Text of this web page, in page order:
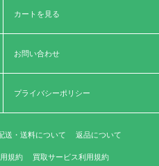
カートを見る
お問い合わせ
プライバシーポリシー
送・送料について 返品について
規約 買取サービス利用規約